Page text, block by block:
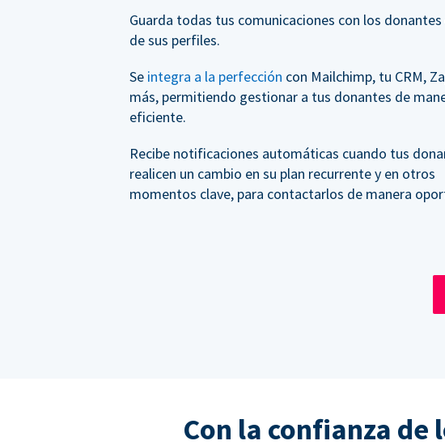
Guarda todas tus comunicaciones con los
de sus perfiles.
Se integra a la perfección con Mailchimp, tu CRM,
más, permitiendo gestionar a tus donantes de
eficiente.
Recibe notificaciones automáticas cuando tus
realicen un cambio en su plan recurrente y en otros
momentos clave, para contactarlos de manera
Con la confianza de